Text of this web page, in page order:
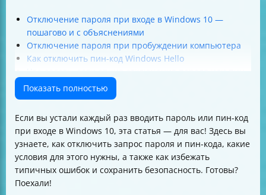
Отключение пароля при входе в Windows 10 —
пошагово и с объяснениями
Отключение пароля при пробуждении компьютера
Как отключить пин-код Windows Hello
кода отсутствует?
Безопасность и риски отключения пароля и пин-кода
удобства и безопасности
Проверка работы автологина и устранение ошибок
Как вернуть запрос пароля или пин-кода обратно
Таблица сравнения способов отключения пароля и
пин-кода
Визуальные подсказки для удобства
Показать полностью
Если вы устали каждый раз вводить пароль или пин-код
при входе в Windows 10, эта статья — для вас! Здесь вы
узнаете, как отключить запрос пароля и пин-кода, какие
условия для этого нужны, а также как избежать
типичных ошибок и сохранить безопасность. Готовы?
Поехали!